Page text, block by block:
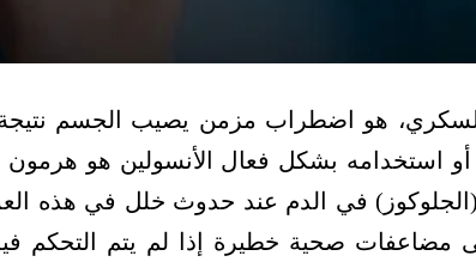
هو اضطراب مزمن يصيب الجسم
استخدامه بشكل فعال الأنسولين هو هرمون
في الدم عند حدوث خلل في هذه
مضاعفات صحية خطيرة إذا لم يتم التحكم